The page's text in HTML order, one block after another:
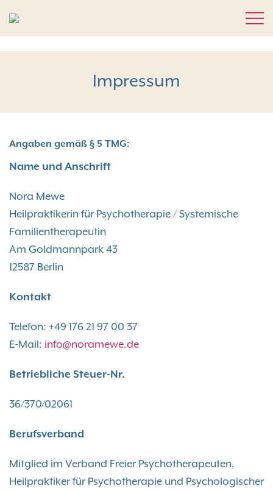
to
Impressum
Angaben gemäß § 5 TMG:
Name und Anschrift
Nora Mewe
Heilpraktikerin für Psychotherapie / Systemische
Familientherapeutin
Am Goldmannpark 43
12587 Berlin
Kontakt
Telefon: +49 176 21 97 00 37
E-Mail: info@noramewe.de
Betriebliche Steuer-Nr.
36/370/02061
Berufsverband
Mitglied im Verband Freier Psychotherapeuten,
Heilpraktiker für Psychotherapie und Psychologischer